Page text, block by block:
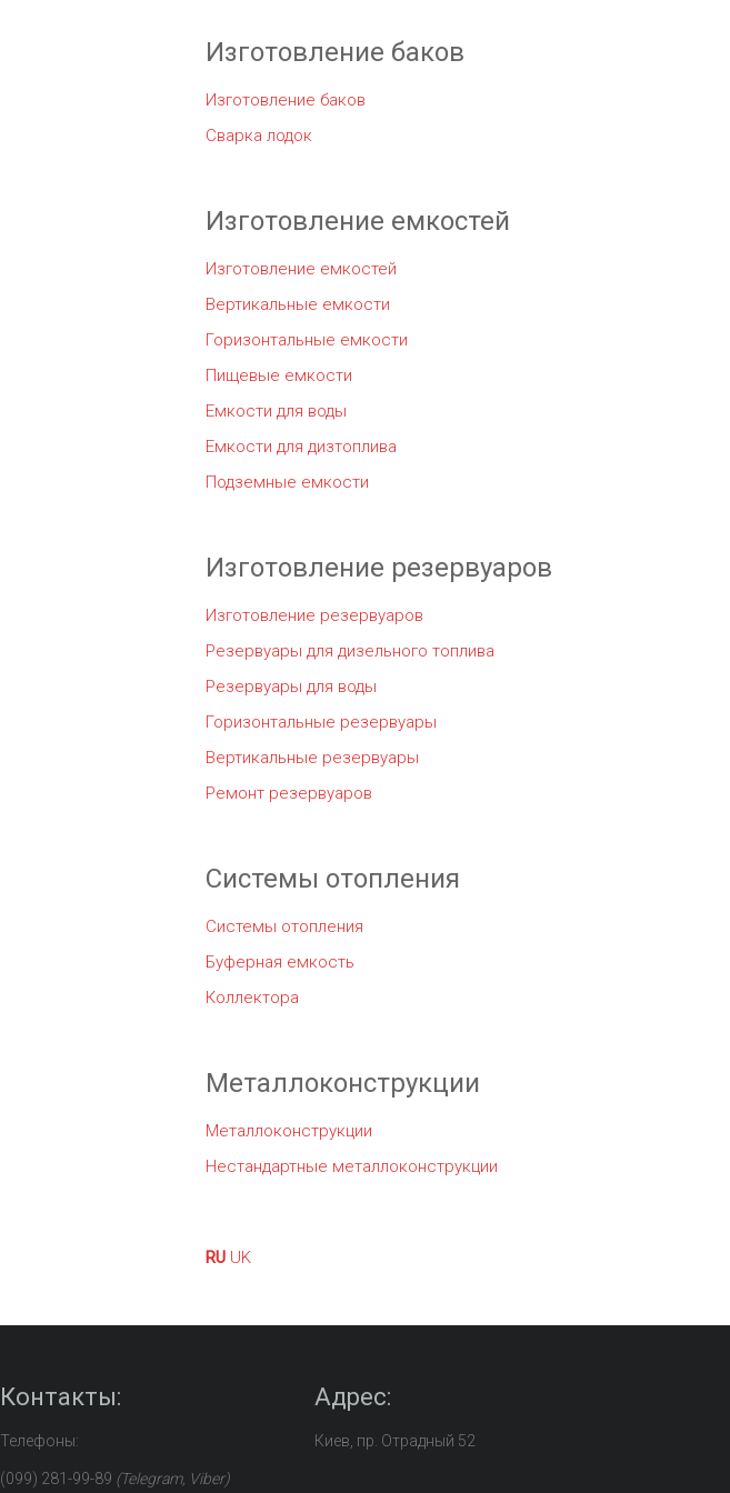
Изготовление баков
Изготовление баков
Сварка лодок
Изготовление емкостей
Изготовление емкостей
Вертикальные емкости
Горизонтальные емкости
Пищевые емкости
Емкости для воды
Емкости для дизтоплива
Подземные емкости
Изготовление резервуаров
Изготовление резервуаров
Резервуары для дизельного топлива
Резервуары для воды
Горизонтальные резервуары
Вертикальные резервуары
Ремонт резервуаров
Системы отопления
Системы отопления
Буферная емкость
Коллектора
Металлоконструкции
Металлоконструкции
Нестандартные металлоконструкции
RU UK
Контакты:
Телефоны:
(099) 281-99-89 (Telegram, Viber)
Адрес:
Киев, пр. Отрадный 52